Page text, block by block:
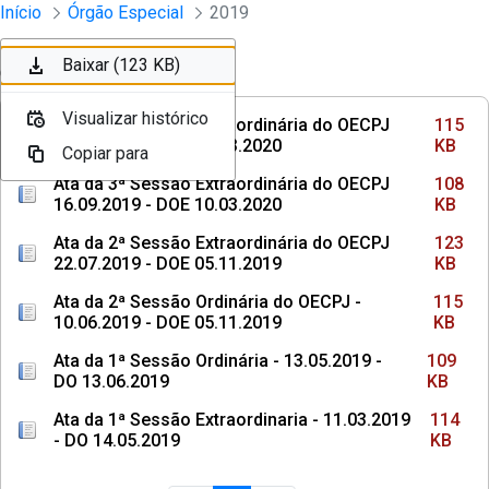
Pular para o Conteúdo principal
Sessões e Reuniões - Documentos
Início Órgão Especial 2019
Ordenar Filtro
Ata da 4ª Sessão Extraordinária do OECPJ
04.11.2019 - DOE 10.03.2020
115
KB
Ata da 3ª Sessão Extraordinária do OECPJ
16.09.2019 - DOE 10.03.2020
108
KB
Ata da 2ª Sessão Extraordinária do OECPJ
22.07.2019 - DOE 05.11.2019
123
KB
Ata da 2ª Sessão Ordinária do OECPJ -
10.06.2019 - DOE 05.11.2019
115
KB
Ata da 1ª Sessão Ordinária - 13.05.2019 -
DO 13.06.2019
109
KB
Ata da 1ª Sessão Extraordinaria - 11.03.2019
- DO 14.05.2019
114
KB
Baixar (115 KB)
Visualizar histórico
Copiar para
Baixar (108 KB)
Visualizar histórico
Copiar para
Baixar (123 KB)
Visualizar histórico
Copiar para